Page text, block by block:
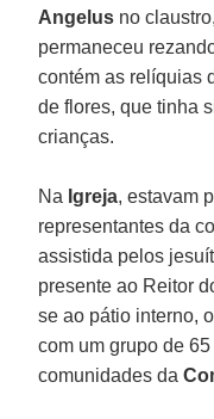
Angelus no
permaneceu
contém as relíquias
de flores, que tinha
crianças.
Na Igreja, estavam
representantes da
assistida pelos
presente ao Reitor
se ao pátio interno,
com um grupo de
comunidades da